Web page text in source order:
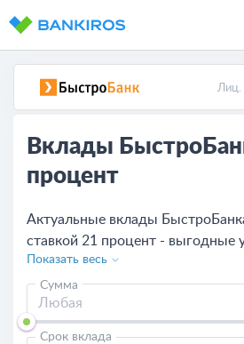
Вклады
процент
Актуальные вклады
ставкой 21 процент - выгодные
счета для физических лиц. На
рассчитать доходность с
калькулятора и оставить
моментального открытия
Показать весь
Сумма
Срок вклада